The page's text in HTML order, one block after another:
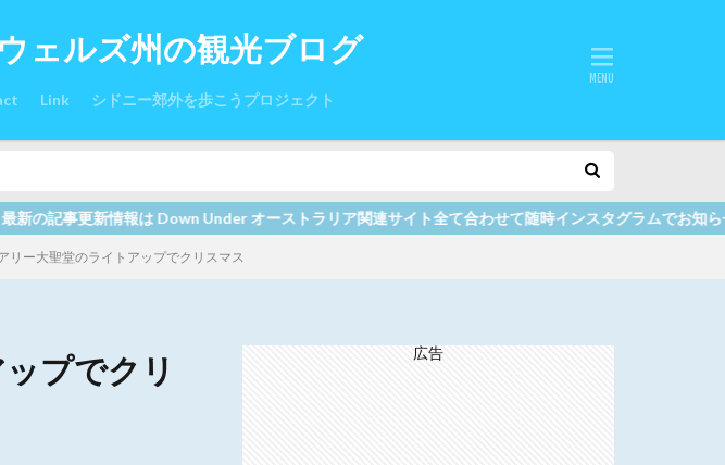
ェルズ州の観光ブログ
Link シドニー郊外を歩こうプロジェクト
オーストラリア関連サイト全て合わせて随時インスタグラムでお知らせしていますので、ここをクリ
リー大聖堂のライトアップでクリスマス
プでクリ
広告